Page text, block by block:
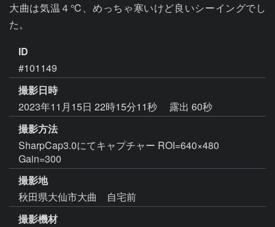
大曲は気温４℃、めっちゃ寒いけど良いシーイングでし
ID
#101149
撮影日時
2023年11月15日 22時15分11秒
露出 60秒
撮影方法
SharpCap3.0にてキャプチャー ROI=640×480
Gain=300
撮影地
秋田県大仙市大曲 自宅前
撮影機材